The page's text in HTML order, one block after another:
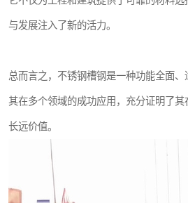
与发展注入了新的活力。
总而言之，不锈钢槽钢是一种功能全面、
其在多个领域的成功应用，充分证明了
长远价值。